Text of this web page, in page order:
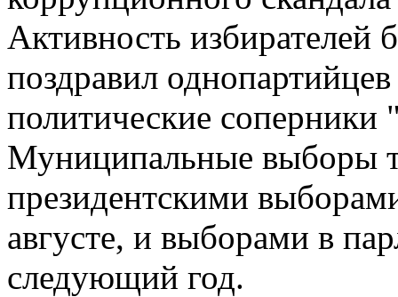
Активность
поздравил
политические соперники
Муниципальные выборы
президентскими
августе, и выборами в
следующий год.